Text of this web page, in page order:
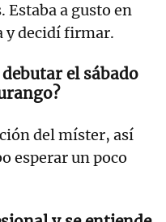
Estaba a gusto en
y decidí firmar.
el sábado
del míster, así
esperar un poco